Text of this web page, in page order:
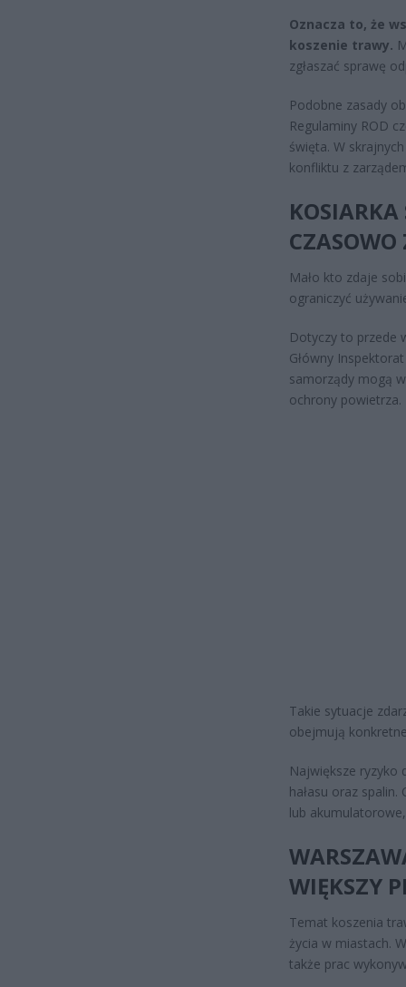
Oznacza to, że
koszenie trawy.
zgłaszać sprawę
Podobne zasady
Regulaminy ROD
święta. W
konfliktu z
Mało kto zdaje
ograniczyć
Dotyczy to przede
Główny
samorządy mogą
ochrony powietrza.
Takie sytuacje
obejmują
Największe ryzyko
hałasu oraz
lub
WIĘKSZY
Temat koszenia
życia w miastach.
także prac